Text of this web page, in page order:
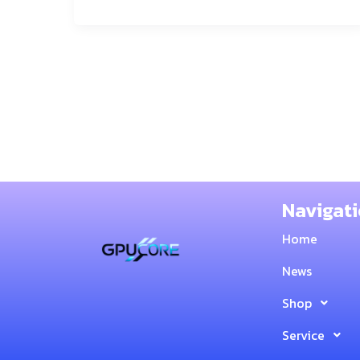
Home
News
Shop
Service